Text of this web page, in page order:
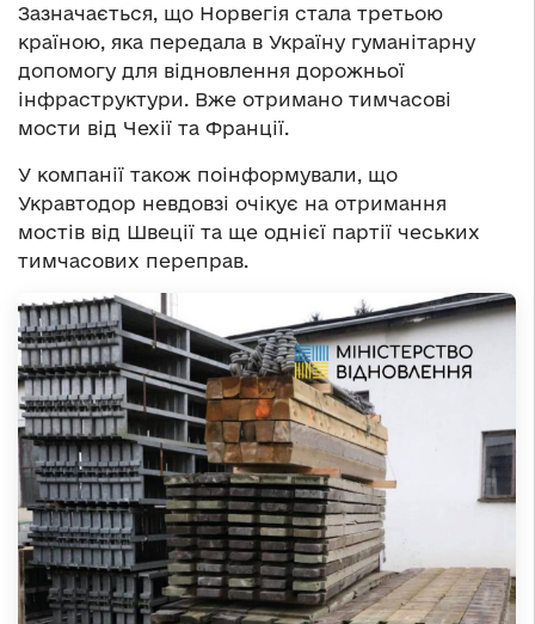
Зазначається, що Норвегія стала третьою
країною, яка передала в Україну гуманітарну
допомогу для відновлення дорожньої
інфраструктури. Вже отримано тимчасові
мости від Чехії та Франції.
У компанії також поінформували, що
Укравтодор невдовзі очікує на отримання
мостів від Швеції та ще однієї партії чеських
тимчасових переправ.